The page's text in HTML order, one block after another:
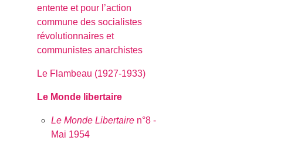
entente et pour l’action
commune des socialistes
révolutionnaires et
communistes anarchistes
Le Flambeau (1927-1933)
Le Monde libertaire
Le Monde Libertaire n°8 -
Mai 1954